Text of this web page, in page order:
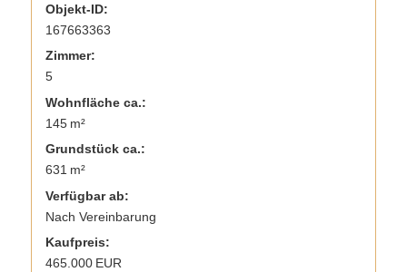
Objekt-ID:
167663363
Zimmer:
5
Wohnfläche ca.:
145 m²
Grund­stück ca.:
631 m²
Verfügbar ab:
Nach Vereinbarung
Kaufpreis:
465.000 EUR